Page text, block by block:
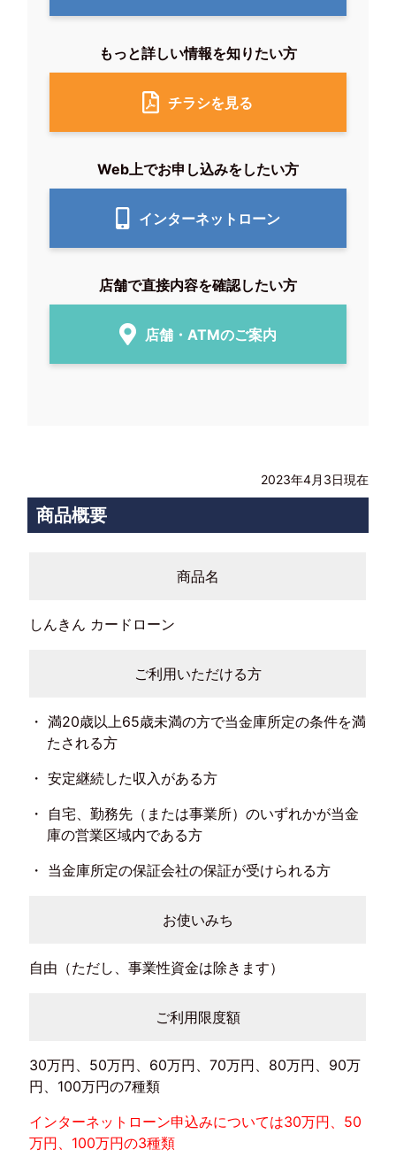
もっと詳しい情報を知りたい方
チラシを見る
Web上でお申し込みをしたい方
インターネットローン
店舗で直接内容を確認したい方
店舗・ATMのご案内
2023年4月3日現在
商品概要
商品名
しんきん カードローン
ご利用いただける方
満20歳以上65歳未満の方で当金庫所定の条件を満
たされる方
安定継続した収入がある方
自宅、勤務先（または事業所）のいずれかが当金
庫の営業区域内である方
当金庫所定の保証会社の保証が受けられる方
お使いみち
自由（ただし、事業性資金は除きます）
ご利用限度額
30万円、50万円、60万円、70万円、80万円、90万
円、100万円の7種類
インターネットローン申込みについては30万円、50
万円、100万円の3種類